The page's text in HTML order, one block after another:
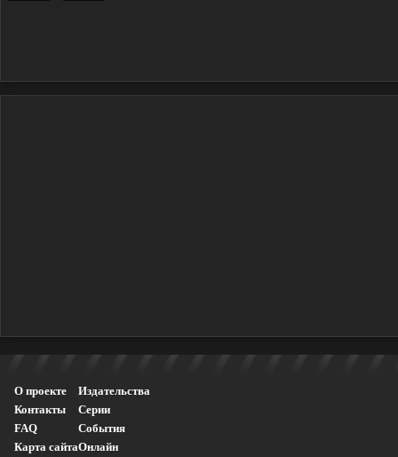
О проекте
Контакты
FAQ
Карта сайта
Издательства
Серии
События
Онлайн